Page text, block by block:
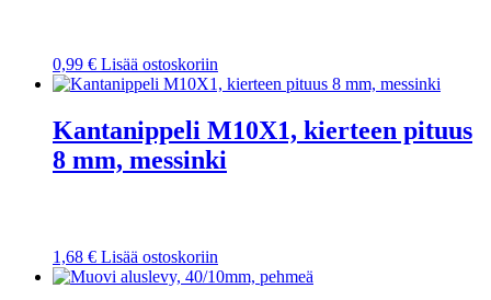
0,99 € Lisää ostoskoriin
Kantanippeli M10X1, kierteen pituus
8 mm, messinki
1,68 € Lisää ostoskoriin